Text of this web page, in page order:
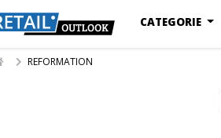
CATEGORIE
REFORMATION